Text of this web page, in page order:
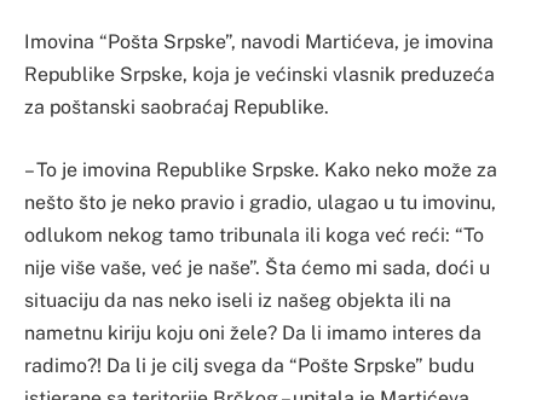
Imovina “Pošta Srpske”, navodi Martićeva, je imovina
Republike Srpske, koja je većinski vlasnik preduzeća
za poštanski saobraćaj Republike.
– To je imovina Republike Srpske. Kako neko može za
nešto što je neko pravio i gradio, ulagao u tu imovinu,
odlukom nekog tamo tribunala ili koga već reći: “To
nije više vaše, već je naše”. Šta ćemo mi sada, doći u
situaciju da nas neko iseli iz našeg objekta ili na
nametnu kiriju koju oni žele? Da li imamo interes da
radimo?! Da li je cilj svega da “Pošte Srpske” budu